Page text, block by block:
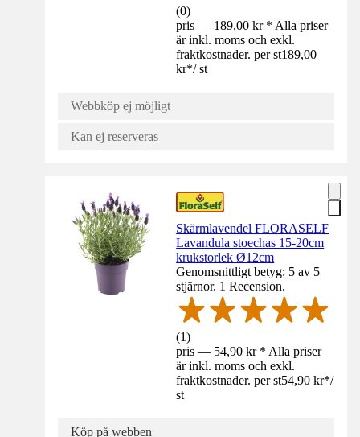
(0)
pris — 189,00 kr * Alla priser
är inkl. moms och exkl.
fraktkostnader. per st189,00
kr*/ st
Webbköp ej möjligt
Kan ej reserveras
Skärmlavendel FLORASELF
Lavandula stoechas 15-20cm
krukstorlek Ø12cm
Genomsnittligt betyg: 5 av 5
stjärnor. 1 Recension.
(1)
pris — 54,90 kr * Alla priser
är inkl. moms och exkl.
fraktkostnader. per st54,90 kr*/
st
Köp på webben